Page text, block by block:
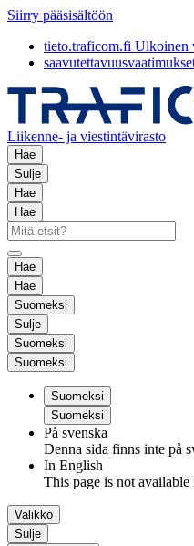
Siirry pääsisältöön
tieto.traficom.fi Ulkoinen
Liikenne- ja viestintävirasto
Hae
Sulje
Hae
Hae
Hae
Hae
Suomeksi
Sulje
Suomeksi
Suomeksi
Suomeksi
Suomeksi
På svenska
Denna sida finns inte på
In English
This page is not
Valikko
Sulje